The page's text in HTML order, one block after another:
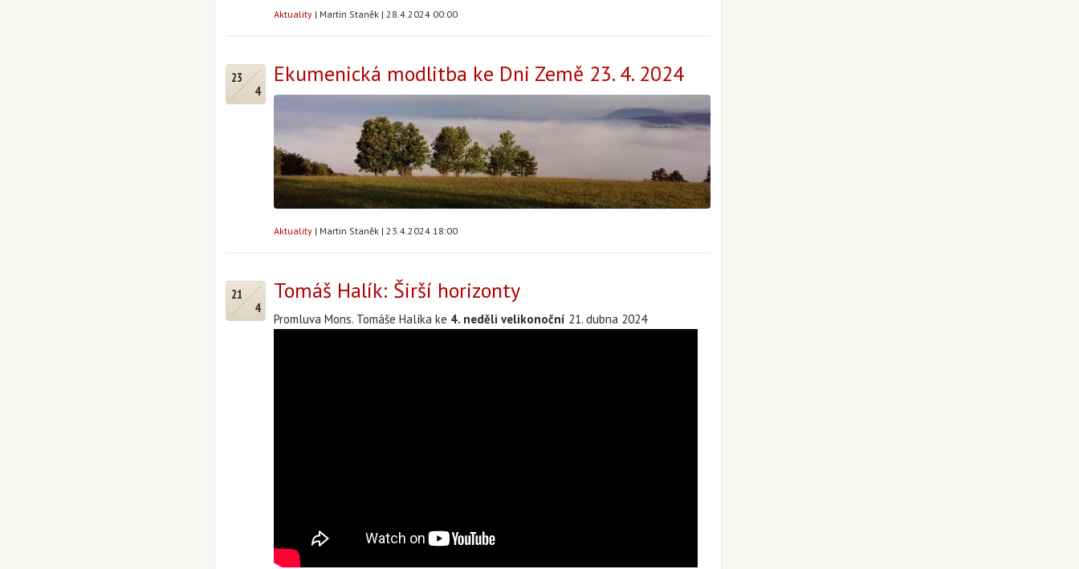
Aktuality | Martin Staněk | 28.4.2024 00:00
23
4
Ekumenická modlitba ke Dni Země 23. 4. 2024
Aktuality | Martin Staněk | 23.4.2024 18:00
21
4
Tomáš Halík: Širší horizonty
Promluva Mons. Tomáše Halíka ke 4. neděli velikonoční 21. dubna 2024